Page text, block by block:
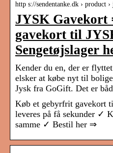
http s://sendentanke.dk › product
JYSK
gavekort til
Sengetøjslager
Kender du en, der er
elsker at købe nyt til
Jysk fra GoGift. Det er
Køb et gebyrfrit gavekort
leveres på få sekunder ✓
samme ✓ Bestil her ⇒